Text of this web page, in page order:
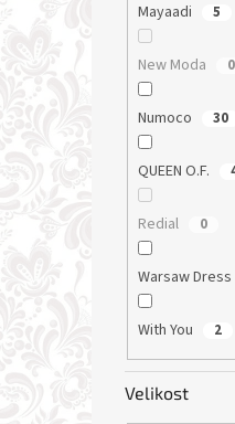
Mayaadi 5
New Moda 0
Numoco 30
QUEEN O.F.
Redial 0
Warsaw Dress
With You 2
Velikost